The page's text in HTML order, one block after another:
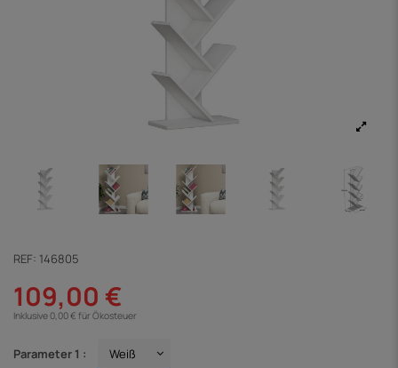
REF: 146805
109,00 €
Inklusive 0,00 € für Ökosteuer
Parameter 1 :